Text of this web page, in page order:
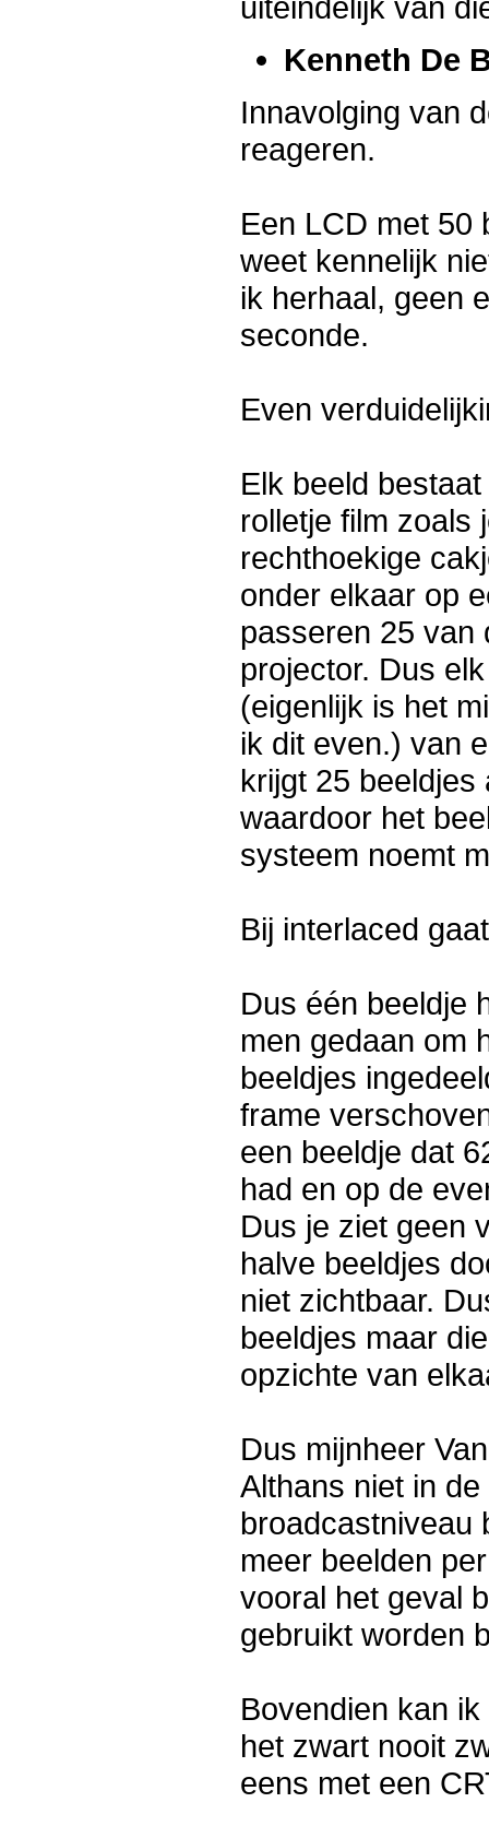
Kenneth De
Innavolging van
reageren.
Een LCD met 50
weet kennelijk
ik herhaal, geen
seconde.
Even
Elk beeld
rolletje film zoals
rechthoekige
onder elkaar op
passeren 25 van
projector. Dus
(eigenlijk is het
ik dit even.) van
krijgt 25
waardoor het
systeem noemt
Bij interlaced
Dus één beeldje
men gedaan om
beeldjes
frame
een beeldje dat
had en op de
Dus je ziet geen
halve beeldjes
niet zichtbaar.
beeldjes maar
opzichte van
Dus mijnheer
Althans niet in
broadcastniveau
meer beelden
vooral het geval
gebruikt worden
Bovendien kan
het zwart nooit
eens met een